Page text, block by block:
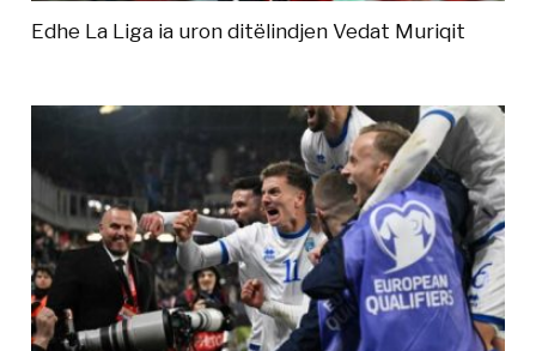
Edhe La Liga ia uron ditëlindjen Vedat Muriqit